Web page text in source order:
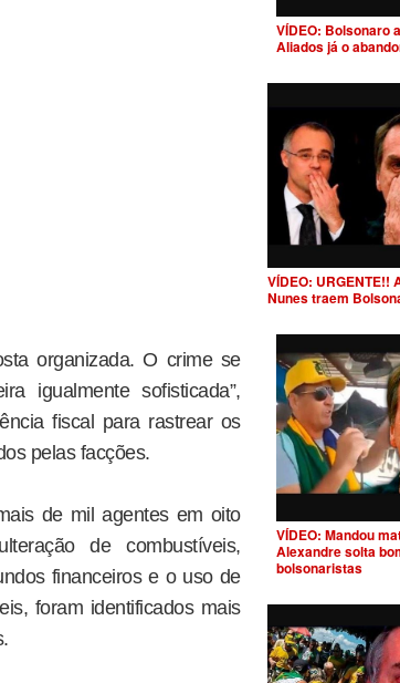
organizada. O crime se
igualmente sofisticada”,
fiscal para rastrear os
pelas facções.
de mil agentes em oito
de combustíveis,
financeiros e o uso de
foram identificados mais
VÍDEO: Bolsonaro
Aliados já o
VÍDEO: URGENTE!!
Nunes traem
VÍDEO: Mandou
Alexandre solta
bolsonaristas